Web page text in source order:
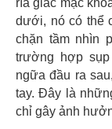
dưới, nó có thể
chặn tầm nhìn
trường hợp
ngữa đầu ra
tay. Đây là
chỉ gây ảnh